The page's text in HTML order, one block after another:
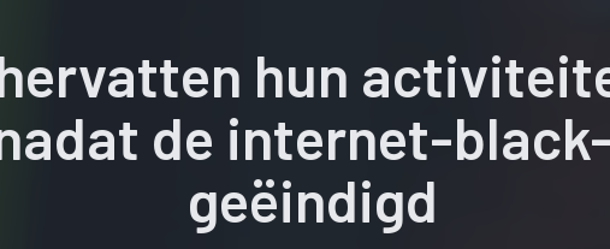
hun
de internet-
geëindigd